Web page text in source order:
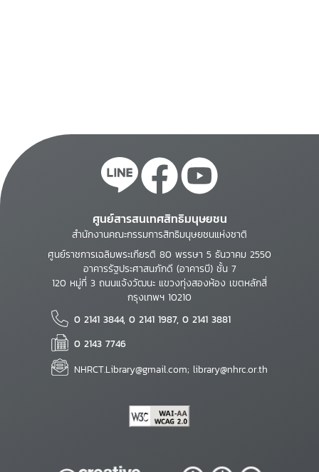
ศูนย์สารสนเทศสิทธิมนุษยชน
สำนักงานคณะกรรมการสิทธิมนุษยชนแห่งชาติ
ศูนย์ราชการเฉลิมพระเกียรติ 80 พรรษา 5 ธันวาคม 2550
อาคารรัฐประศาสนภักดี (อาคารบี) ชั้น 7
120 หมู่ที่ 3 ถนนแจ้งวัฒนะ แขวงทุ่งสองห้อง เขตหลักสี่
กรุงเทพฯ 10210
0 2141 3844, 0 2141 1987, 0 2141 3881
0 2143 7746
NHRCT.Library@gmail.com; library@nhrc.or.th